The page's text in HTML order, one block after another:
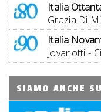
Italia
Grazia Di
Italia
Jovanotti -
SIAMO ANCHE